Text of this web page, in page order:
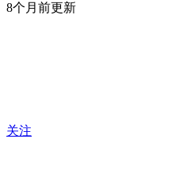
8个月前更新
关注